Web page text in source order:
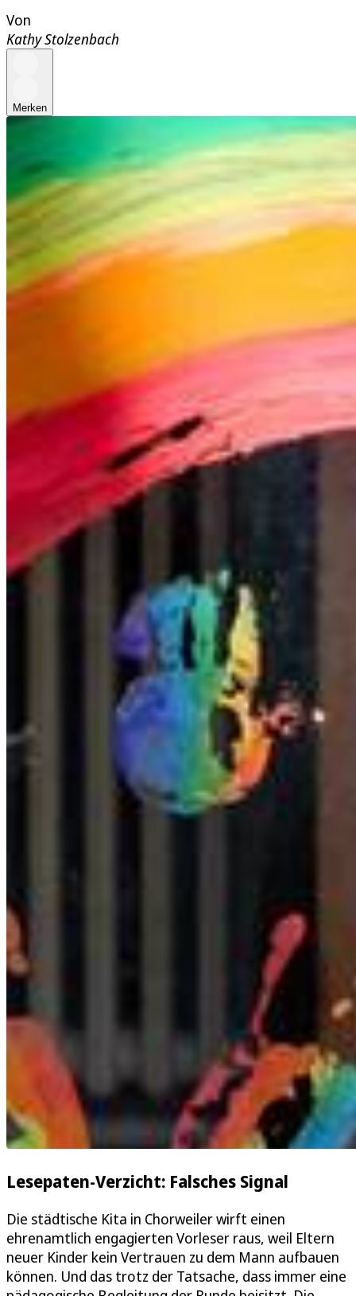
Von
Kathy Stolzenbach
Merken
Lesepaten-Verzicht: Falsches Signal
Die städtische Kita in Chorweiler wirft einen
ehrenamtlich engagierten Vorleser raus, weil Eltern
neuer Kinder kein Vertrauen zu dem Mann aufbauen
können. Und das trotz der Tatsache, dass immer eine